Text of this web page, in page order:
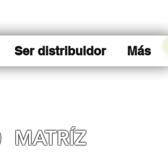
Ser distribuidor Más
MATRÍZ